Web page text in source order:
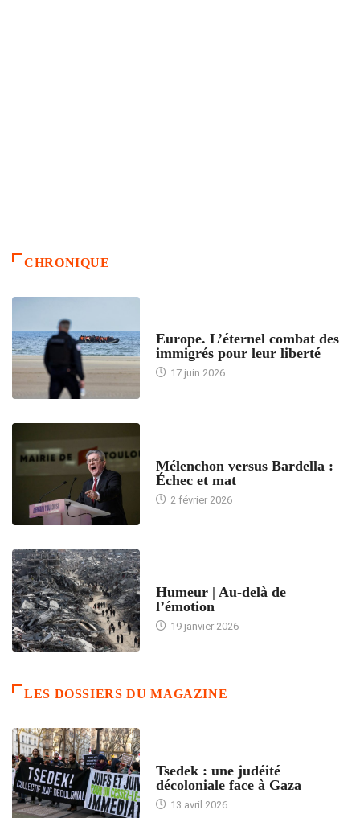
CHRONIQUE
Europe. L’éternel combat des
immigrés pour leur liberté
17 juin 2026
Mélenchon versus Bardella :
Échec et mat
2 février 2026
Humeur | Au-delà de
l’émotion
19 janvier 2026
LES DOSSIERS DU MAGAZINE
Tsedek : une judéité
décoloniale face à Gaza
13 avril 2026